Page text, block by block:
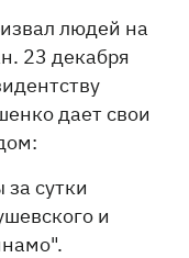
людей на
23 декабря
дает свои
сутки
и